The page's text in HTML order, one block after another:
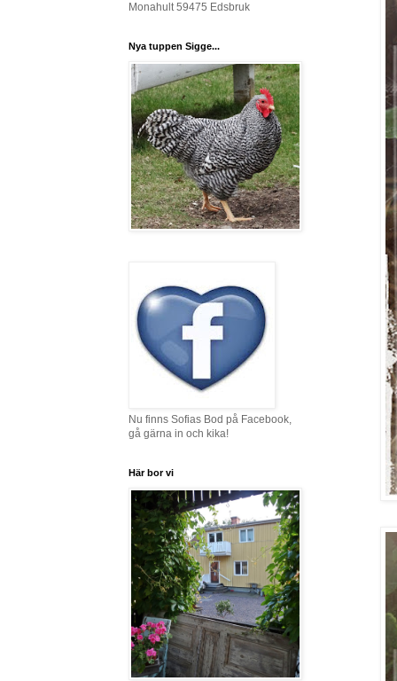
Monahult 59475 Edsbruk
Nya tuppen Sigge...
Nu finns Sofias Bod på Facebook,
gå gärna in och kika!
Här bor vi